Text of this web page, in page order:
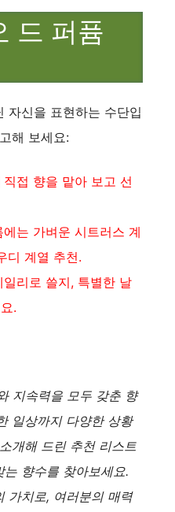
드 퍼퓸
자신을 표현하는 수단입
해 보세요:
접 향을 맡아 보고 선
는 가벼운 시트러스 계
디 계열 추천.
리로 쓸지, 특별한 날
.
지속력을 모두 갖춘 향
일상까지 다양한 상황
개해 드린 추천 리스트
향수를 찾아보세요.
가치로, 여러분의 매력